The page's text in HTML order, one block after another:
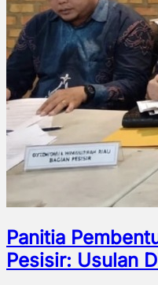
Panitia
Pesisir: Usulan